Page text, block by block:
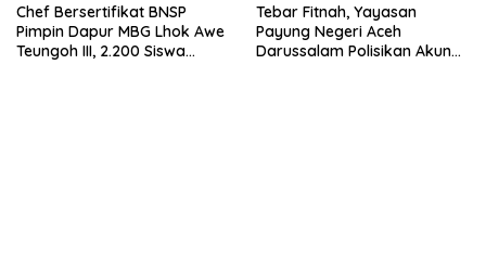
Chef Bersertifikat BNSP
Pimpin Dapur MBG Lhok Awe
Teungoh III, 2.200 Siswa
Tebar Fitnah, Yayasan
Payung Negeri Aceh
Darussalam Polisikan Akun